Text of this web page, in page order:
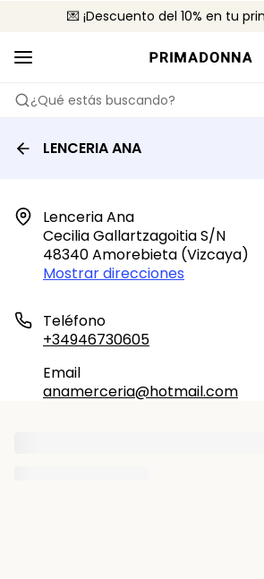
💌 ¡Descuento del 10% en tu
🚚 Envío gratuito a partir
📦 Devoluciones
¿Qué estás buscando?
LENCERIA ANA
Lenceria Ana
Cecilia Gallartzagoitia S/n
48340 Amorebieta (vizcaya)
Mostrar direcciones
Teléfono
+34946730605
Email
anamerceria@hotmail.com